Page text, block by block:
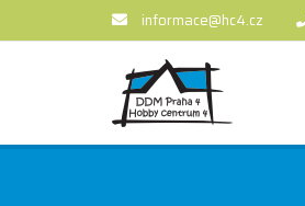
informace@hc4.cz